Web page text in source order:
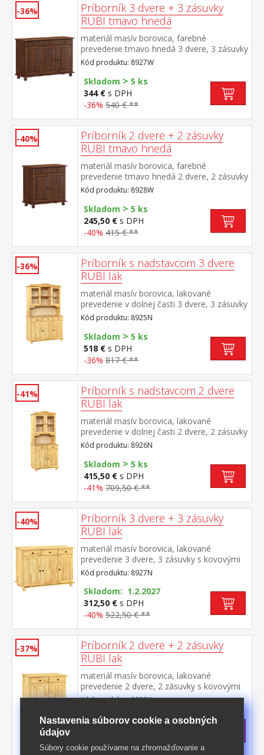
-36%
Príborník 3 dvere + 3 zásuvky
RUBI tmavo hnedá
materiál masív borovica, farebné
prevedenie tmavo hnedá 3 dvere, 3 zásuvky
s kovovými pojazdmi, 1 polica
Kód produktu: 8927W
Skladom > 5 ks
344 € s DPH
-36% 540 € **
-40%
Príborník 2 dvere + 2 zásuvky
RUBI tmavo hnedá
materiál masív borovica, farebné
prevedenie tmavo hnedá 2 dvere, 2 zásuvky
s kovovými pojazdmi, 1 polica
Kód produktu: 8928W
Skladom > 5 ks
245,50 € s DPH
-40% 415 € **
-36%
Príborník s nadstavcom 3 dvere
RUBI lak
materiál masív borovica, lakované
prevedenie v dolnej časti 3 dvere, 3 zásuvky
s kovovými pojazdmi v hornej časti dvoje
presklené dvere
Kód produktu: 8925N
Skladom > 5 ks
518 € s DPH
-36% 817 € **
-41%
Príborník s nadstavcom 2 dvere
RUBI lak
materiál masív borovica, lakované
prevedenie v dolnej časti 2 dvere, 2 zásuvky
s kovovými pojazdmi v hornej časti dvoje
presklené dvere
Kód produktu: 8926N
Skladom > 5 ks
415,50 € s DPH
-41% 709,50 € **
-40%
Príborník 3 dvere + 3 zásuvky
RUBI lak
materiál masív borovica, lakované
prevedenie 3 dvere, 3 zásuvky s kovovými
pojazdmi, 1 polica
Kód produktu: 8927N
Skladom: 1.2.2027
312,50 € s DPH
-40% 522,50 € **
-37%
Príborník 2 dvere + 2 zásuvky
RUBI lak
materiál masív borovica, lakované
prevedenie 2 dvere, 2 zásuvky s kovovými
pojazdmi, 1 polica
Kód produktu: 8928N
Skladom>5 ks
379,50 € **
Nastavenia súborov cookie a osobných
údajov
Súbory cookie používame na zhromažďovanie a